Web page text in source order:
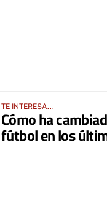
TE INTERESA...
Cómo ha
fútbol en los